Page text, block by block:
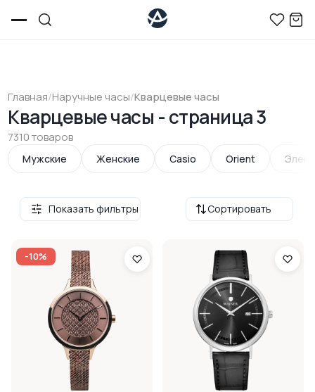
Главная/Наручные часы/Кварцевые часы
Кварцевые часы - страница 3
7310 товаров
Мужские Женские Casio Orient
Сортировать
Показать фильтры
-10%